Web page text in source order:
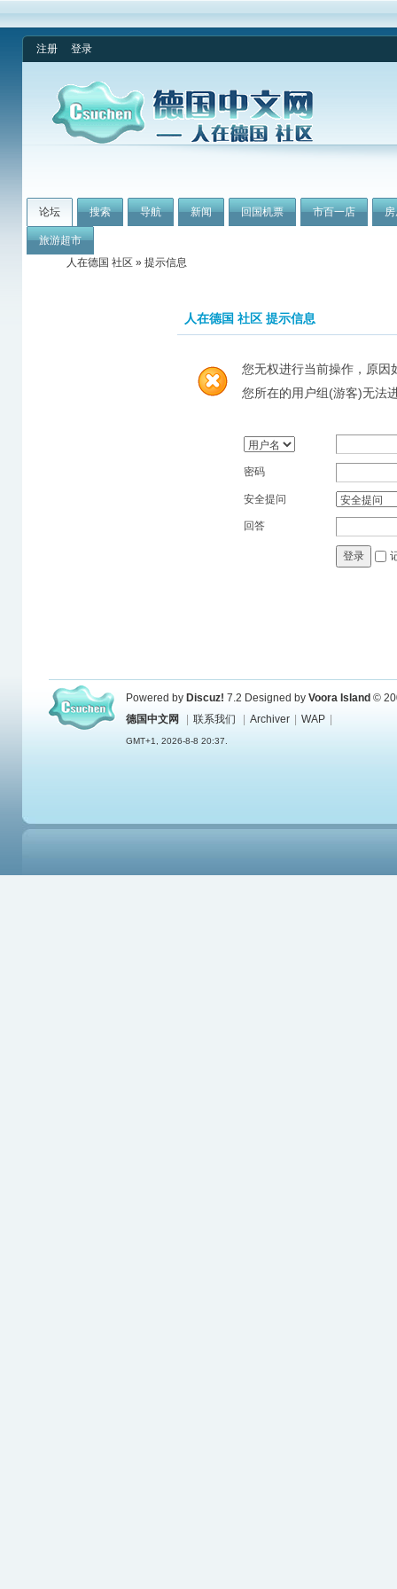
注册 登录
论坛 搜索 导航 新闻 回国机票 市百一店
旅游超市
人在德国 社区 » 提示信息
人在德国 社区 提示信息
您无权进行当前操作，原因
您所在的用户组(游客)无法
密码
安全提问
回答
登录
Powered by Discuz! 7.2 Designed by Voora Island ©
德国中文网
联系我们 Archiver WAP
GMT+1, 2026-8-8 20:37.